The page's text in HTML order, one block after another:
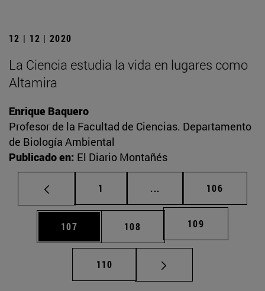
12 | 12 | 2020
La Ciencia estudia la vida en lugares como
Altamira
Enrique Baquero
Profesor de la Facultad de Ciencias. Departamento
de Biología Ambiental
Publicado en: El Diario Montañés
Página
1 ... Páginas intermedias
Página
106
Página
107 Página
108 Página
109
Página
110